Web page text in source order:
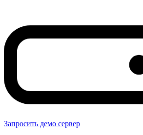
Запросить демо сервер